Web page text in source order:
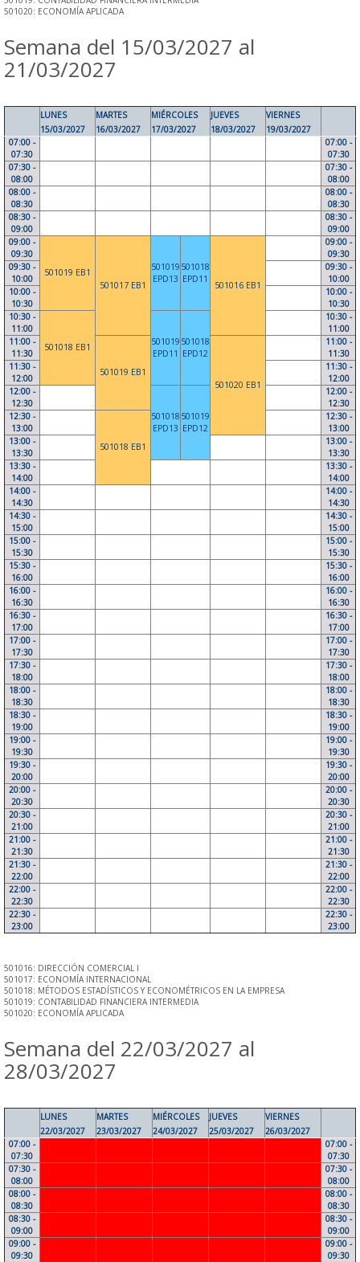
501020: ECONOMÍA APLICADA
Semana del 15/03/2027 al
21/03/2027
LUNES
15/03/2027
MARTES
16/03/2027
MIÉRCOLES
17/03/2027
JUEVES
18/03/2027
VIERNES
19/03/2027
07:00 -
07:30
07:00 -
07:30
07:30 -
08:00
07:30 -
08:00
08:00 -
08:30
08:00 -
08:30
08:30 -
09:00
08:30 -
09:00
09:00 -
09:30
501019 EB1
501017 EB1
501019
EPD13
501018
EPD11
501016 EB1
09:00 -
09:30
09:30 -
10:00
09:30 -
10:00
10:00 -
10:30
10:00 -
10:30
10:30 -
11:00
501018 EB1
501019
EPD11
501018
EPD12
10:30 -
11:00
11:00 -
11:30
501019 EB1
501020 EB1
11:00 -
11:30
11:30 -
12:00
11:30 -
12:00
12:00 -
12:30
501018
EPD13
501019
EPD12
12:00 -
12:30
12:30 -
13:00
501018 EB1
12:30 -
13:00
13:00 -
13:30
13:00 -
13:30
13:30 -
14:00
13:30 -
14:00
14:00 -
14:30
14:00 -
14:30
14:30 -
15:00
14:30 -
15:00
15:00 -
15:30
15:00 -
15:30
15:30 -
16:00
15:30 -
16:00
16:00 -
16:30
16:00 -
16:30
16:30 -
17:00
16:30 -
17:00
17:00 -
17:30
17:00 -
17:30
17:30 -
18:00
17:30 -
18:00
18:00 -
18:30
18:00 -
18:30
18:30 -
19:00
18:30 -
19:00
19:00 -
19:30
19:00 -
19:30
19:30 -
20:00
19:30 -
20:00
20:00 -
20:30
20:00 -
20:30
20:30 -
21:00
20:30 -
21:00
21:00 -
21:30
21:00 -
21:30
21:30 -
22:00
21:30 -
22:00
22:00 -
22:30
22:00 -
22:30
22:30 -
23:00
22:30 -
23:00
501016: DIRECCIÓN COMERCIAL I
501017: ECONOMÍA INTERNACIONAL
501018: MÉTODOS ESTADÍSTICOS Y ECONOMÉTRICOS EN LA EMPRESA
501019: CONTABILIDAD FINANCIERA INTERMEDIA
501020: ECONOMÍA APLICADA
Semana del 22/03/2027 al
28/03/2027
LUNES
22/03/2027
MARTES
23/03/2027
MIÉRCOLES
24/03/2027
JUEVES
25/03/2027
VIERNES
26/03/2027
07:00 -
07:30
07:00 -
07:30
07:30 -
08:00
07:30 -
08:00
08:00 -
08:30
08:00 -
08:30
08:30 -
09:00
08:30 -
09:00
09:00 -
09:30
09:00 -
09:30